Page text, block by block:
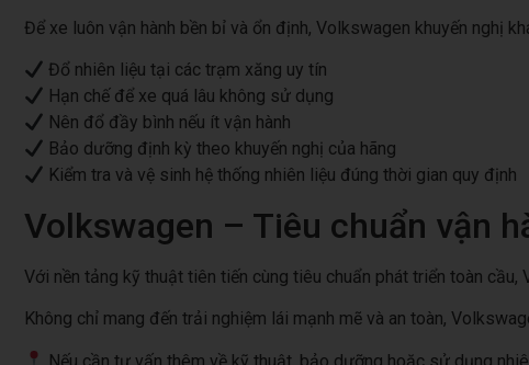
Để xe luôn vận hành bền bỉ và ổn định, Volkswagen khuyến nghị
Đổ nhiên liệu tại các trạm xăng uy tín
Hạn chế để xe quá lâu không sử dụng
Nên đổ đầy bình nếu ít vận hành
Bảo dưỡng định kỳ theo khuyến nghị của hãng
Kiểm tra và vệ sinh hệ thống nhiên liệu đúng thời gian quy định
Volkswagen – Tiêu chuẩn vận
Với nền tảng kỹ thuật tiên tiến cùng tiêu chuẩn phát triển toàn
Không chỉ mang đến trải nghiệm lái mạnh mẽ và an toàn,
Nếu cần tư vấn thêm về kỹ thuật, bảo dưỡng hoặc sử dụng